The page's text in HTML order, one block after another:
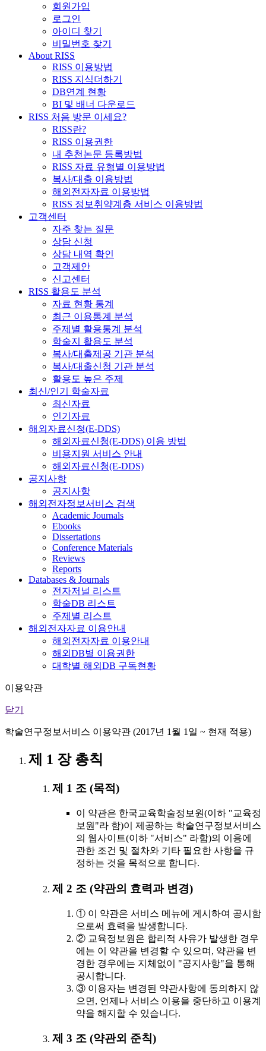
회원가입
로그인
아이디 찾기
비밀번호 찾기
About RISS
RISS 이용방법
RISS 지식더하기
DB연계 현황
BI 및 배너 다운로드
RISS 처음 방문 이세요?
RISS란?
RISS 이용권한
내 추천논문 등록방법
RISS 자료 유형별 이용방법
복사/대출 이용방법
해외전자자료 이용방법
RISS 정보취약계층 서비스 이용방법
고객센터
자주 찾는 질문
상담 신청
상담 내역 확인
고객제안
신고센터
RISS 활용도 분석
자료 현황 통계
최근 이용통계 분석
주제별 활용통계 분석
학술지 활용도 분석
복사/대출제공 기관 분석
복사/대출신청 기관 분석
활용도 높은 주제
최신/인기 학술자료
최신자료
인기자료
해외자료신청(E-DDS)
해외자료신청(E-DDS) 이용 방법
비용지원 서비스 안내
해외자료신청(E-DDS)
공지사항
공지사항
해외전자정보서비스 검색
Academic Journals
Ebooks
Dissertations
Conference Materials
Reviews
Reports
Databases & Journals
전자저널 리스트
학술DB 리스트
주제별 리스트
해외전자자료 이용안내
해외전자자료 이용안내
해외DB별 이용권한
대학별 해외DB 구독현황
이용약관
닫기
학술연구정보서비스 이용약관 (2017년 1월 1일 ~ 현재 적용)
제 1 장 총칙
제 1 조 (목적)
이 약관은 한국교육학술정보원(이하 "교육정
보원"라 함)이 제공하는 학술연구정보서비스
의 웹사이트(이하 "서비스" 라함)의 이용에
관한 조건 및 절차와 기타 필요한 사항을 규
정하는 것을 목적으로 합니다.
제 2 조 (약관의 효력과 변경)
① 이 약관은 서비스 메뉴에 게시하여 공시함
으로써 효력을 발생합니다.
② 교육정보원은 합리적 사유가 발생한 경우
에는 이 약관을 변경할 수 있으며, 약관을 변
경한 경우에는 지체없이 "공지사항"을 통해
공시합니다.
③ 이용자는 변경된 약관사항에 동의하지 않
으면, 언제나 서비스 이용을 중단하고 이용계
약을 해지할 수 있습니다.
제 3 조 (약관외 준칙)